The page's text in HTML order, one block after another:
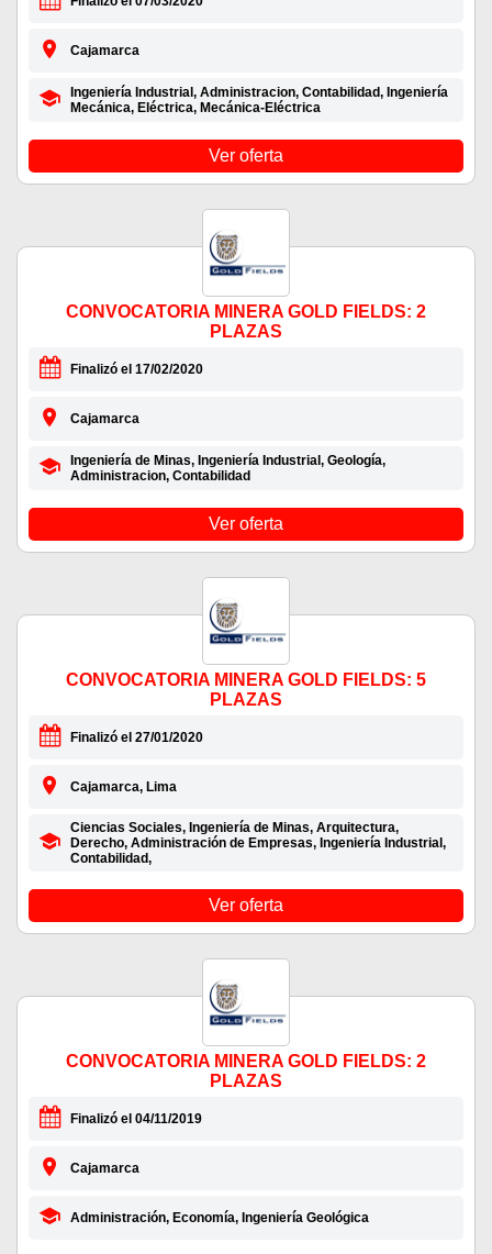
Cajamarca
Ingeniería Industrial, Administracion, Contabilidad, Ingeniería
Mecánica, Eléctrica, Mecánica-Eléctrica
Ver oferta
CONVOCATORIA MINERA GOLD FIELDS: 2
PLAZAS
Finalizó el 17/02/2020
Cajamarca
Ingeniería de Minas, Ingeniería Industrial, Geología,
Administracion, Contabilidad
Ver oferta
CONVOCATORIA MINERA GOLD FIELDS: 5
PLAZAS
Finalizó el 27/01/2020
Cajamarca, Lima
Ciencias Sociales, Ingeniería de Minas, Arquitectura,
Derecho, Administración de Empresas, Ingeniería Industrial,
Contabilidad,
Ver oferta
CONVOCATORIA MINERA GOLD FIELDS: 2
PLAZAS
Finalizó el 04/11/2019
Cajamarca
Administración, Economía, Ingeniería Geológica